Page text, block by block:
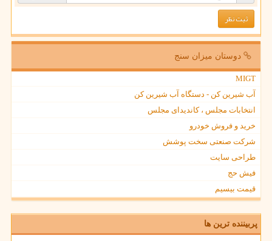
دوستان میزان سنج
MIGT
آب شیرین کن - دستگاه آب شیرین کن
انتخابات مجلس ، کاندیدای مجلس
خرید و فروش خودرو
شرکت صنعتی سخت پوشش
طراحی سایت
فیش حج
قیمت بیسیم
پربیننده ترین ها